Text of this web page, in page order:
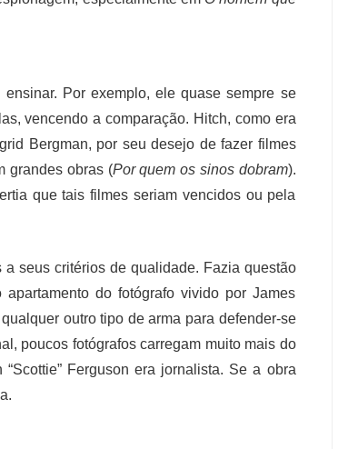
Por exemplo, ele quase sempre se
vencendo a comparação. Hitch, como era
Bergman, por seu desejo de fazer filmes
grandes obras (Por quem os sinos dobram).
que tais filmes seriam vencidos ou pela
seus critérios de qualidade. Fazia questão
do fotógrafo vivido por James
outro tipo de arma para defender-se
poucos fotógrafos carregam muito mais do
Ferguson era jornalista. Se a obra